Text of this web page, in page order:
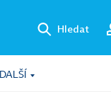
Hledat
DALŠÍ